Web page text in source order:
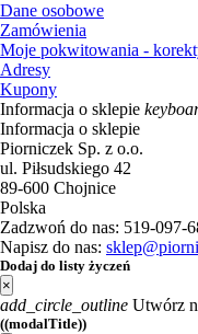
Dane osobowe
Zamówienia
Moje pokwitowania -
Adresy
Kupony
Informacja o sklepie
Informacja o sklepie
Piorniczek Sp. z o.o.
ul. Piłsudskiego 42
89-600 Chojnice
Polska
Zadzwoń do nas: 519-097-
Napisz do nas:
Dodaj do listy życzeń
×
add_circle_outline Utwórz
((modalTitle))